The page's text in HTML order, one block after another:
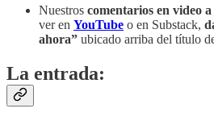
Nuestros comentarios en video
ver en YouTube o en Substack,
ahora” ubicado arriba del título
La entrada: